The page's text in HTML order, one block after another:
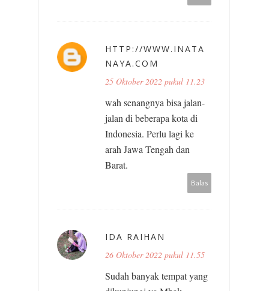
HTTP://WWW.INATA
NAYA.COM
25 Oktober 2022 pukul 11.23
wah senangnya bisa jalan-
jalan di beberapa kota di
Indonesia. Perlu lagi ke
arah Jawa Tengah dan
Barat.
Balas
IDA RAIHAN
26 Oktober 2022 pukul 11.55
Sudah banyak tempat yang